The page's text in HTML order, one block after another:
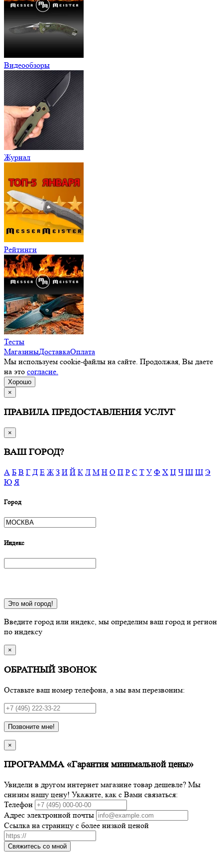
Видеообзоры
Журнал
Рейтинги
Тесты
МагазиныДоставкаОплата
Мы используем cookie-файлы на сайте. Продолжая, Вы даете
на это согласие.
Хорошо
×
ПРАВИЛА ПРЕДОСТАВЛЕНИЯ УСЛУГ
×
ВАШ ГОРОД?
А Б В Г Д Е Ж З И Й К Л М Н О П Р С Т У Ф Х Ц Ч Ш Щ Э
Ю Я
Город
Индекс
Это мой город!
Введите город или индекс, мы определим ваш город и регион
по индексу
×
ОБРАТНЫЙ ЗВОНОК
Оставьте ваш номер телефона, а мы вам перезвоним:
Позвоните мне!
×
ПРОГРАММА «Гарантия минимальной цены»
Увидели в другом интернет магазине товар дешевле? Мы
снизим нашу цену! Укажите, как с Вами связаться:
Телефон
Адрес электронной почты
Ссылка на страницу с более низкой ценой
Свяжитесь со мной